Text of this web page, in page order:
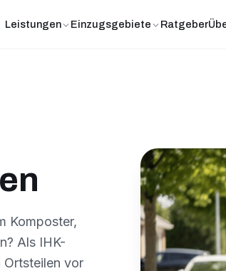
Leistungen Einzugsgebiete Ratgeber
Komposter,
Als IHK-
Ortsteilen vor